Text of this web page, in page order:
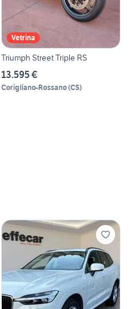
Vetrina
Triumph Street Triple RS
13.595 €
Corigliano-Rossano(CS)